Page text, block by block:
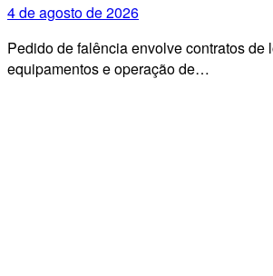
4 de agosto de 2026
Pedido de falência envolve contratos de
equipamentos e operação de…